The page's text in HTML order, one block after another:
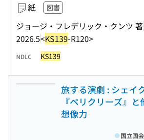
紙 図書
ジョージ・フレデリック・クンツ 著
2026.5<KS139-R120>
NDLC KS139
旅する演劇 : シェイ
『ペリクリーズ』
想像力
国立国